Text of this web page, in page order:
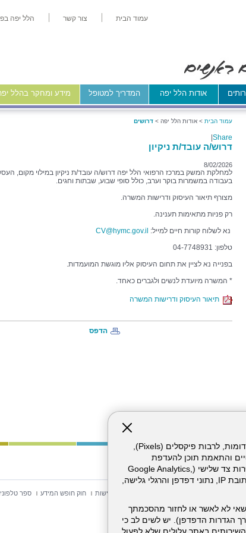
אתר זה עושה שימוש בקבצי עוגיות (Cookies) ובטכנולוגיות דומות, לרבות פיקסלים (Pixels),
והתאמת תוכן להעדפת
המשתמש. חלק מהעוגיות והפיקסלים מופעלים ע"י ספקי שירות צד שלישי (Google Analytics,
Meta Pixel וכו'), שעשויים לעבד מידע שאינו מזהה לרבות כתובת IP, נתוני דפדפן והרגלי גלישה,
לא לאשר או לחזור מהסכמתך
הגדרות הדפדפן). יש לשים לב כי
עמוד הבית צור קשר הלל יפה
אודות הלל יפה המדריך למטופל מידע ומחקר בהלל
עמוד הבית > אודות הלל יפה > דרושים
Share
דרוש/ה עובד/ת ניקיון
8/02/2026
בעבודה במשמרות בוקר וערב, כולל סופי שבוע, שבתות וחגים.
מצורף תיאור העיסוק ודרישות המשרה.
רק פניות מתאימות תענינה.
נא לשלוח קורות חיים למייל: CV@hymc.gov.il
טלפון: 04-7748931
בפנייה נא לציין את תחום העיסוק אליו מוגשת המועמדות.
* המשרה מיועדת לנשים ולגברים כאחד.
תיאור העיסוק ודרישות המשרה
הדפס
הצהרת נגישות חוק חופש המידע ספר